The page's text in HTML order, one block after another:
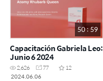
50 : 59
Capacitación Gabriela Leo:
Junio 6 2024
2,626 77
12
2024.06.06